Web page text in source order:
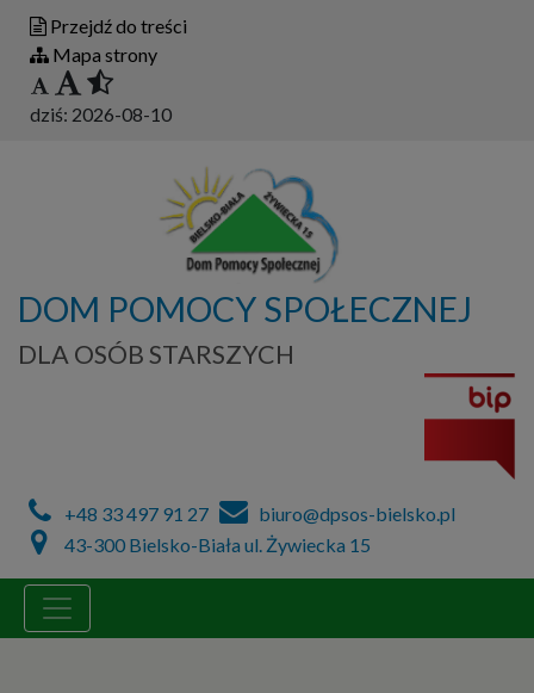
Przejdź do treści
Mapa strony
dziś: 2026-08-10
DOM POMOCY SPOŁECZNEJ
DLA OSÓB STARSZYCH
+48 33 497 91 27
biuro@dpsos-bielsko.pl
43-300 Bielsko-Biała ul. Żywiecka 15